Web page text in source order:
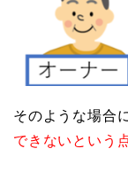
そのような場合
できないという